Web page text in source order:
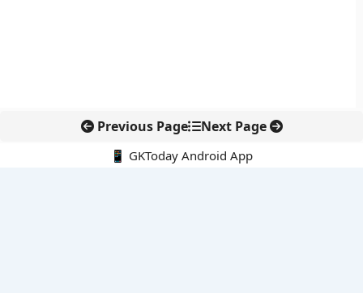
Previous Page Next Page
📱 GKToday Android App